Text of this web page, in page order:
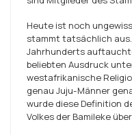
Heute ist noch
stammt tatsächlich aus.
Jahrhunderts
beliebten Ausdruck
westafrikanische
genau Juju-Männer
wurde diese Definition
Volkes der Bamileke